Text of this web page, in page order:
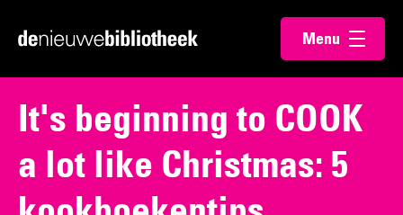
direct
content
direct
footer
Ga
homepagina
Menu
openen
It's beginning to COOK
a lot like Christmas: 5